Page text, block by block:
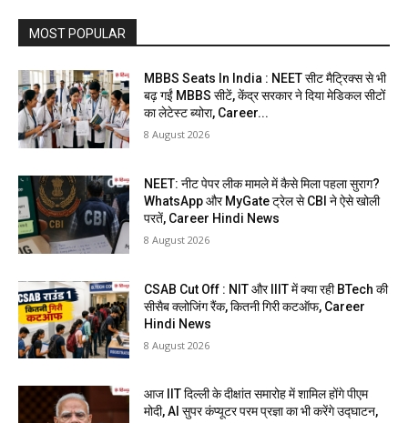
MOST POPULAR
MBBS Seats In India : NEET सीट मैट्रिक्स से भी
बढ़ गईं MBBS सीटें, केंद्र सरकार ने दिया मेडिकल सीटों
का लेटेस्ट ब्योरा, Career...
8 August 2026
NEET: नीट पेपर लीक मामले में कैसे मिला पहला सुराग?
WhatsApp और MyGate ट्रेल से CBI ने ऐसे खोली
परतें, Career Hindi News
8 August 2026
CSAB Cut Off : NIT और IIIT में क्या रही BTech की
सीसैब क्लोजिंग रैंक, कितनी गिरी कटऑफ, Career
Hindi News
8 August 2026
आज IIT दिल्ली के दीक्षांत समारोह में शामिल होंगे पीएम
मोदी, AI सुपर कंप्यूटर परम प्रज्ञा का भी करेंगे उद्घाटन,